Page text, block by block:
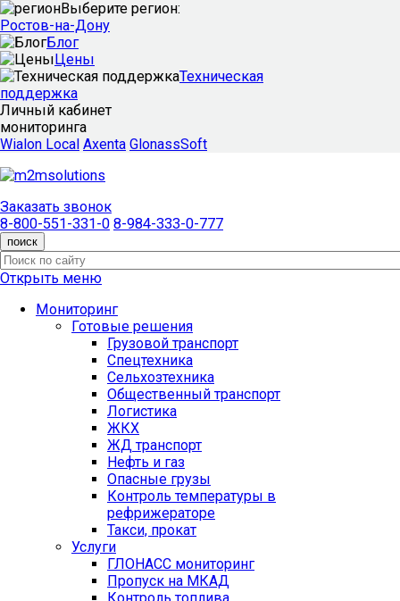
Выберите регион:
Ростов-на-Дону
Блог
Цены
Техническая
поддержка
Личный кабинет
мониторинга
Wialon Local Axenta GlonassSoft
Заказать звонок
8-800-551-331-0 8-984-333-0-777
поиск
Открыть меню
Мониторинг
Готовые решения
Грузовой транспорт
Спецтехника
Сельхозтехника
Общественный транспорт
Логистика
ЖКХ
ЖД транспорт
Нефть и газ
Опасные грузы
Контроль температуры в
рефрижераторе
Такси, прокат
Услуги
ГЛОНАСС мониторинг
Пропуск на МКАД